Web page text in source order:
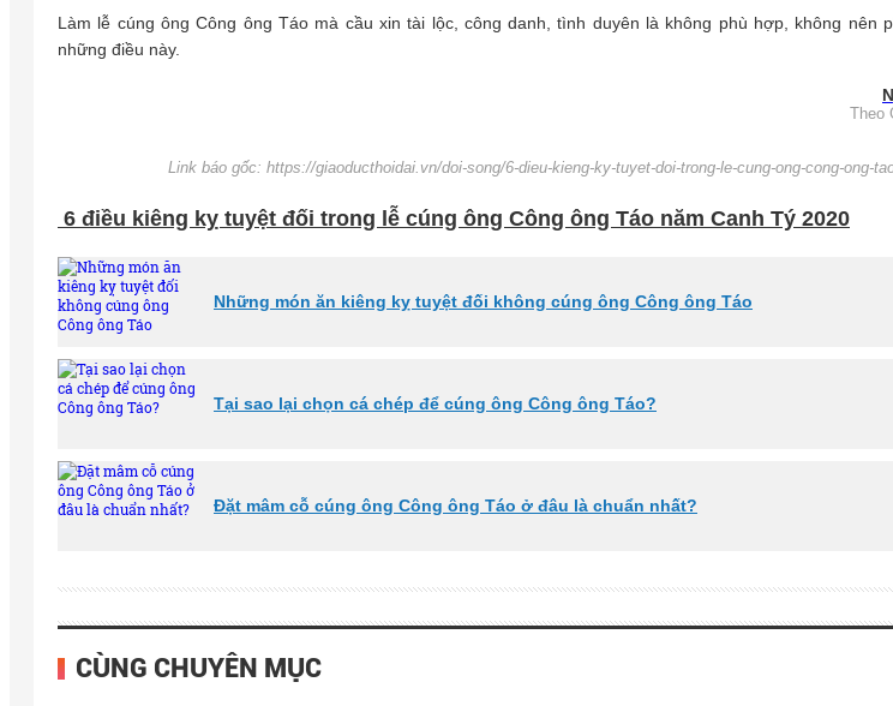
Làm lễ cúng ông Công ông Táo mà cầu xin tài lộc, công danh, tình duyên là không phù hợp, không nên
những điều này.
Theo
Link báo gốc: https://giaoducthoidai.vn/doi-song/6-dieu-kieng-ky-tuyet-doi-trong-le-cung-ong-cong-ong-
6 điều kiêng kỵ tuyệt đối trong lễ cúng ông Công ông Táo năm Canh Tý 2020
Những món ăn kiêng kỵ tuyệt đối không cúng ông Công ông Táo
Tại sao lại chọn cá chép để cúng ông Công ông Táo?
Đặt mâm cỗ cúng ông Công ông Táo ở đâu là chuẩn nhất?
CÙNG CHUYÊN MỤC